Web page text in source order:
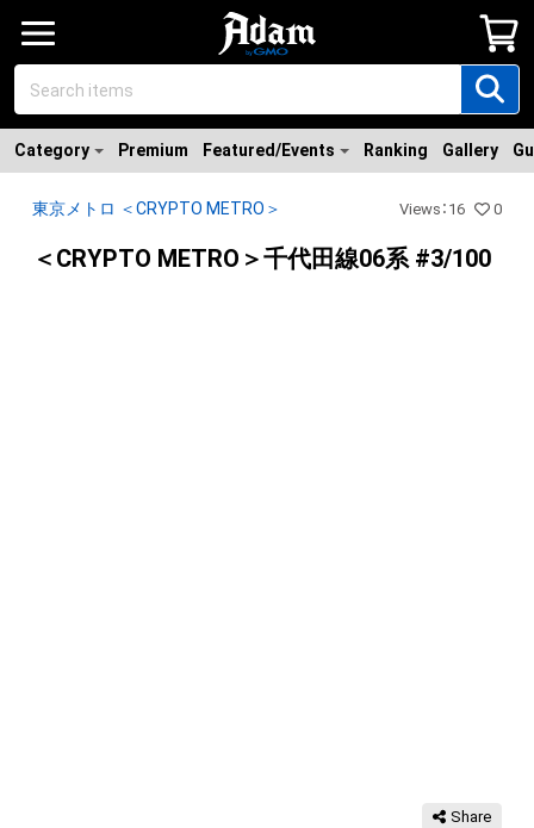
Category Premium Featured/Events Ranking Gallery
東京メトロ ＜CRYPTO METRO＞ Views ： 16 0
＜CRYPTO METRO＞千代田線06系 #3/100
Share